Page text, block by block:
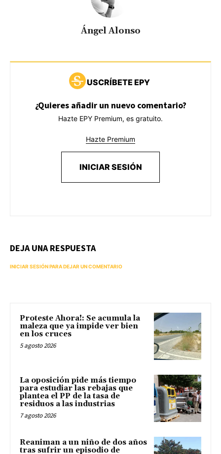
Ángel Alonso
USCRÍBETE EPY
¿Quieres añadir un nuevo comentario?
Hazte EPY Premium, es gratuito.
Hazte Premium
INICIAR SESIÓN
DEJA UNA RESPUESTA
INICIAR SESIÓN PARA DEJAR UN COMENTARIO
Proteste Ahora!: Se acumula la
maleza que ya impide ver bien
en los cruces
5 agosto 2026
La oposición pide más tiempo
para estudiar las rebajas que
plantea el PP de la tasa de
residuos a las industrias
7 agosto 2026
Reaniman a un niño de dos años
tras sufrir un episodio de